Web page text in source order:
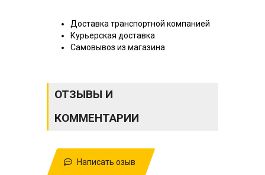
Доставка транспортной компанией
Курьерская доставка
Самовывоз из магазина
ОТЗЫВЫ И
КОММЕНТАРИИ
Написать озыв